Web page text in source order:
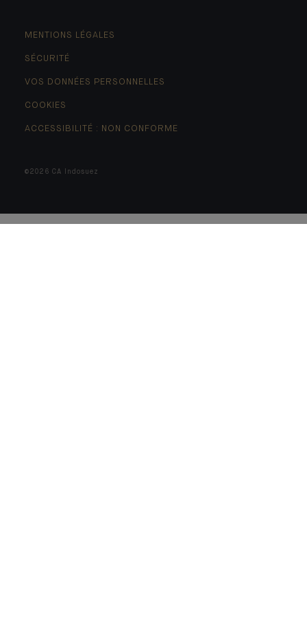
MENTIONS LÉGALES
SÉCURITÉ
VOS DONNÉES PERSONNELLES
COOKIES
ACCESSIBILITÉ : NON CONFORME
©2026 CA Indosuez